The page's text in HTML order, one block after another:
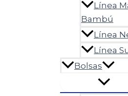
Línea
Bambú
Línea
Línea
Bolsas